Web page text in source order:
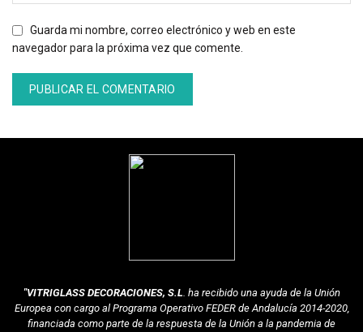
Guarda mi nombre, correo electrónico y web en este
navegador para la próxima vez que comente.
"VITRIGLASS DECORACIONES, S.L. ha recibido una ayuda de la Unión
Europea con cargo al Programa Operativo FEDER de Andalucía 2014-2020,
financiada como parte de la respuesta de la Unión a la pandemia de